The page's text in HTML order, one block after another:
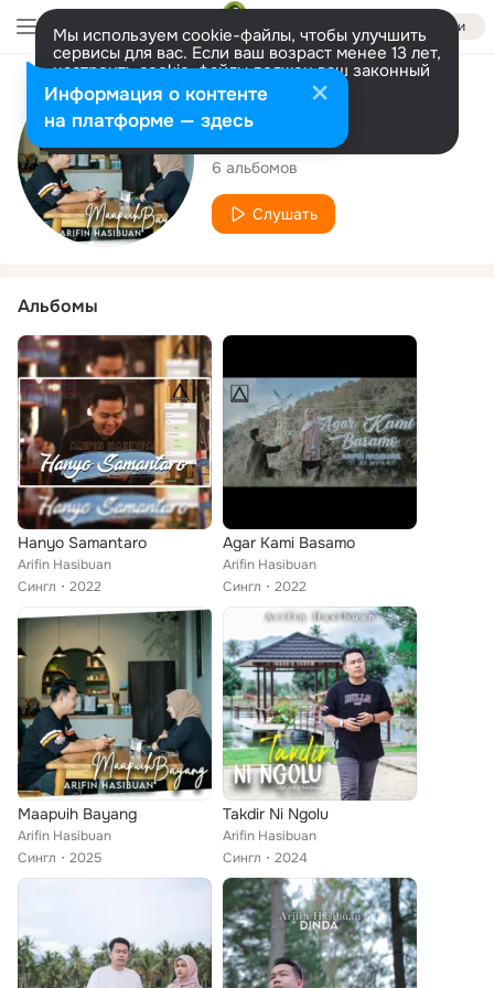
Войти
Мы используем cookie-файлы, чтобы улучшить
сервисы для вас. Если ваш возраст менее 13 лет,
настроить cookie-файлы должен ваш законный
представитель. Больше информации
Разрешить все Настроить
Исполнитель
Arifin Hasibuan
6 альбомов
Слушать
Альбомы
Hanyo Samantaro
Arifin Hasibuan
Сингл
2022
Agar Kami Basamo
Arifin Hasibuan
Сингл
2022
Maapuih Bayang
Arifin Hasibuan
Сингл
2025
Takdir Ni Ngolu
Arifin Hasibuan
Сингл
2024
Информация о контенте
на платформе — здесь